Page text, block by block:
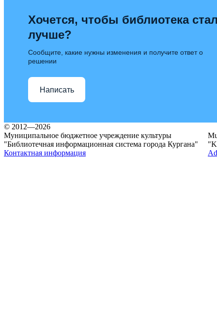
Хочется, чтобы библиотека
лучше?
Сообщите, какие нужны изменения и получите ответ о
решении
Написать
© 2012—2026
Муниципальное бюджетное учреждение культуры
"Библиотечная информационная система города Кургана"
Контактная информация